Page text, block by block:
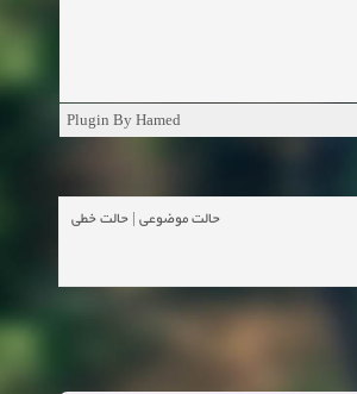
Plugin By Hamed
حالت موضوعی حالت خطی